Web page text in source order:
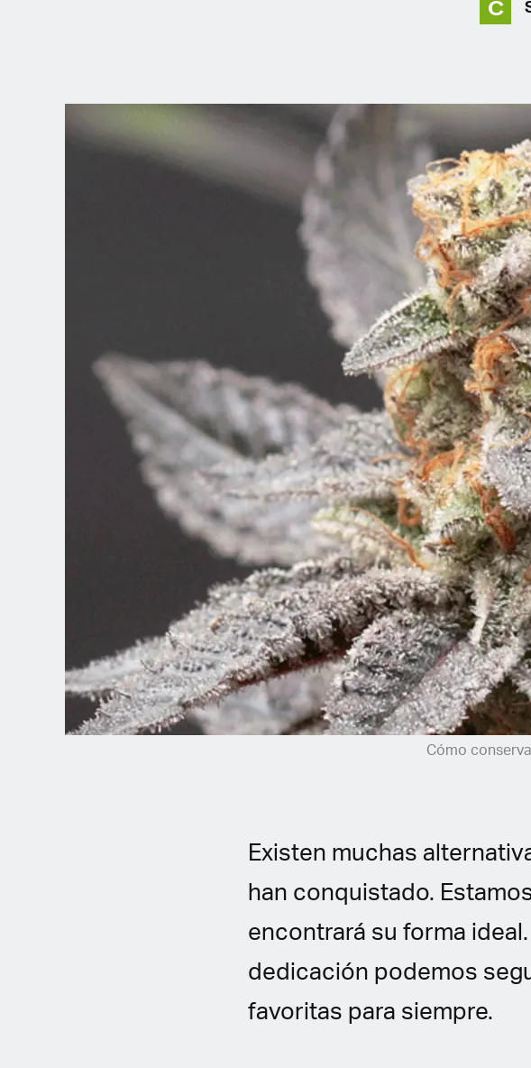
ELIGE TU
UBICACIÓN
Spanish (Spain)
Spanish (Latin America)
German
Polish
C
Cómo
Existen muchas
han conquistado.
encontrará su forma
dedicación podemos
favoritas para siempre.